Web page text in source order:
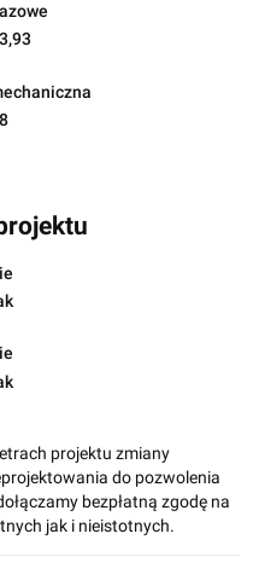
projektu zmiany
do pozwolenia
bezpłatną zgodę na
jak i nieistotnych.